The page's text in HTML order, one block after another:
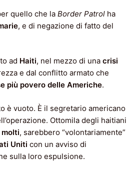
quello che la Border Patrol ha
, e di negazione di fatto del
ad Haiti, nel mezzo di una crisi
e dal conflitto armato che
più povero delle Americhe.
è vuoto. È il segretario americano
Ottomila degli haitiani
molti, sarebbero “volontariamente”
Uniti con un avviso di
sulla loro espulsione.